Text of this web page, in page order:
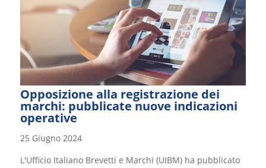
Opposizione alla registrazione dei
marchi: pubblicate nuove indicazioni
operative
25 Giugno 2024
L'Ufficio Italiano Brevetti e Marchi (UIBM) ha pubblicato